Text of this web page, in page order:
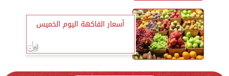
أسعار الفاكهة اليوم الخميس